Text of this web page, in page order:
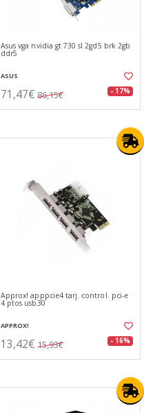
Asus vga nvidia gt 730 sl 2gd5 brk 2gb
ddr5
ASUS
71,47€ 86,15€ - 17%
Approx! apppcie4 tarj. control. pci-e
4 ptos usb30
APPROX!
13,42€ 15,93€ - 16%